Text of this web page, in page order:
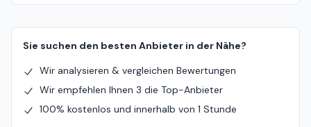
Sie suchen den besten Anbieter in der Nähe?
Wir analysieren & vergleichen Bewertungen
Wir empfehlen Ihnen 3 die Top-Anbieter
100% kostenlos und innerhalb von 1 Stunde